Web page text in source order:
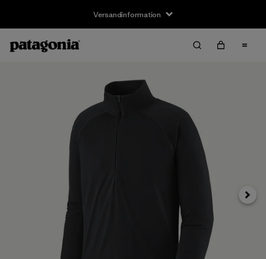
Versandinformation